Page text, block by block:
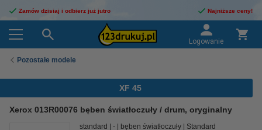
Zamów dzisiaj i odbierz już jutro Najniższe ceny!
Logowanie
Pozostałe modele
XF 45
Xerox 013R00076 bęben światłoczuły / drum, oryginalny
standard - bęben światłoczuły Standard